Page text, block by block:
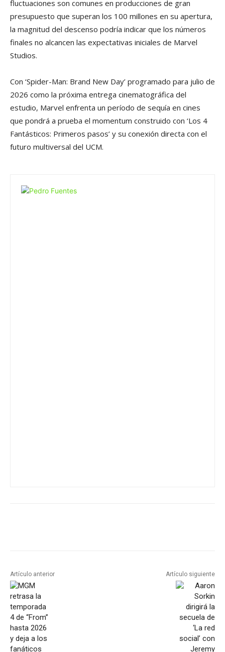
fluctuaciones son comunes en producciones de gran
presupuesto que superan los 100 millones en su apertura,
la magnitud del descenso podría indicar que los números
finales no alcancen las expectativas iniciales de Marvel
Studios.
Con ‘Spider-Man: Brand New Day’ programado para julio de
2026 como la próxima entrega cinematográfica del
estudio, Marvel enfrenta un período de sequía en cines
que pondrá a prueba el momentum construido con ‘Los 4
Fantásticos: Primeros pasos’ y su conexión directa con el
futuro multiversal del UCM.
Artículo anterior Artículo siguiente